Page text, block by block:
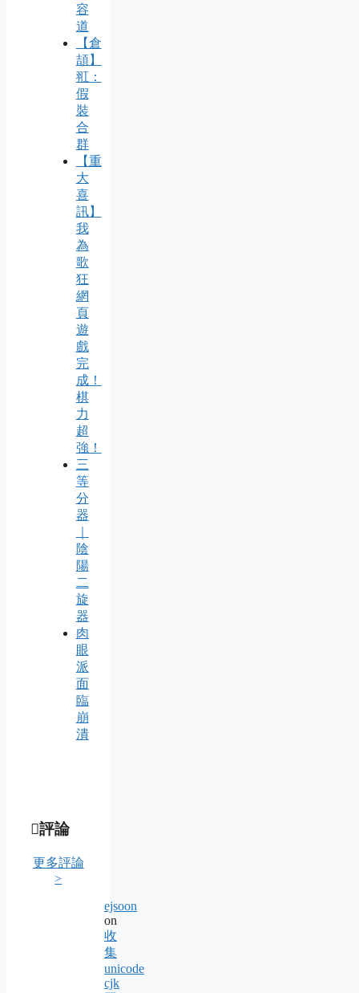
容
道
【倉
頡】
羾：
假
裝
合
群
【重
大
喜
訊】
我
為
歌
狂
網
頁
遊
戲
完
成！
棋
力
超
強！
三
等
分
器
陰
陽
二
旋
器
肉
眼
派
面
臨
崩
潰
評論
更多評論
>
ejsoon
on
收
集
unicode
cjk